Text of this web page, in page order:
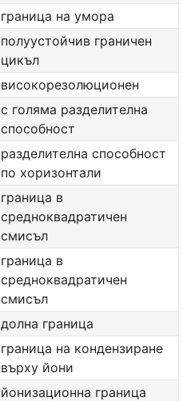
граница на умора
полуустойчив граничен
цикъл
високорезолюционен
с голяма разделителна
способност
разделителна способност
по хоризонтали
граница в
средноквадратичен
смисъл
граница в
средноквадратичен
смисъл
долна граница
граница на кондензиране
върху йони
йонизационна граница